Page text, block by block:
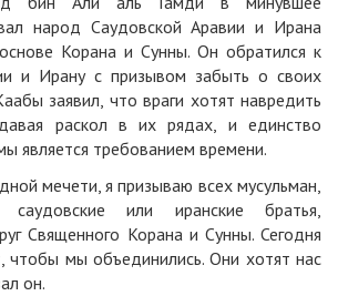
народ Саудовской Аравии и Ирана
Корана и Сунны. Он обратился к
и Ирану с призывом забыть о своих
заявил, что враги хотят навредить
раскол в их рядах, и единство
является требованием времени.
мечети, я призываю всех мусульман,
или иранские братья,
Священного Корана и Сунны. Сегодня
чтобы мы объединились. Они хотят нас
он.